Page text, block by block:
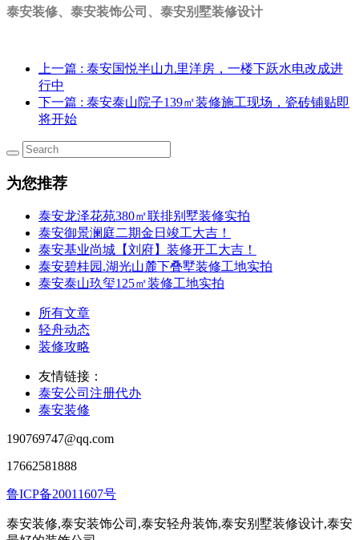
泰安装修、泰安装饰公司、泰安别墅装修设计
上一篇 : 泰安国悦半山九里洋房，一楼下跃水电改成进
行中
下一篇 : 泰安泰山院子139㎡装修施工现场，瓷砖铺贴即
将开始
为您推荐
泰安龙泽花苑380㎡联排别墅装修实拍
泰安御景澜庭二期金日竣工大吉！
泰安基业尚城【刘府】装修开工大吉！
泰安碧桂园.湖光山麓下叠墅装修工地实拍
泰安泰山玖玺125㎡装修工地实拍
所有文章
轻舟动态
装修攻略
友情链接：
泰安公司注册代办
泰安装修
190769747@qq.com
17662581888
鲁ICP备20011607号
泰安装修,泰安装饰公司,泰安轻舟装饰,泰安别墅装修设计,泰安